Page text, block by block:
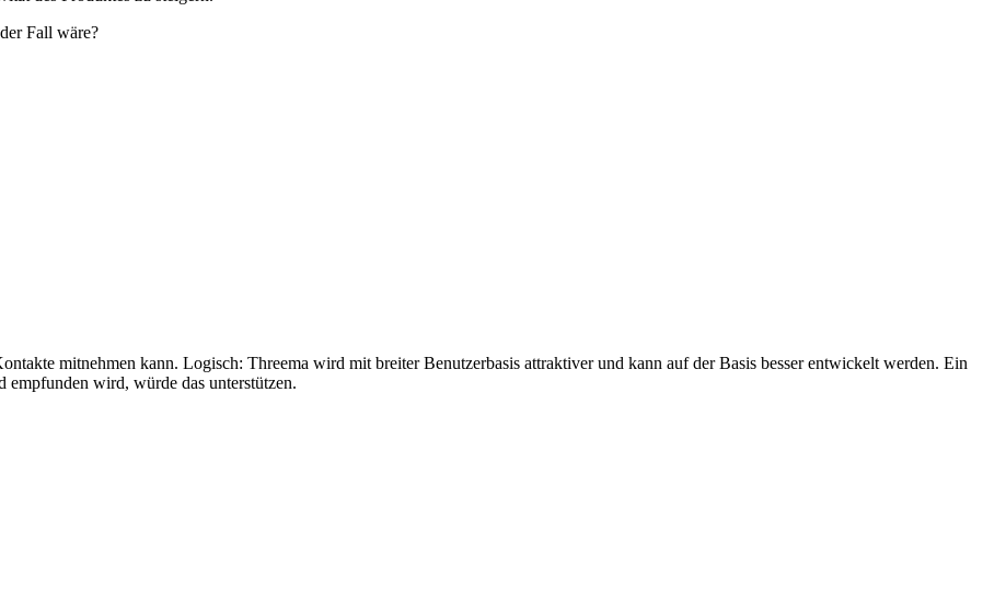
Fall wäre?
mitnehmen kann. Logisch: Threema wird mit breiter Benutzerbasis attraktiver und kann auf der Basis besser entwickelt werden. Ein
wird, würde das unterstützen.